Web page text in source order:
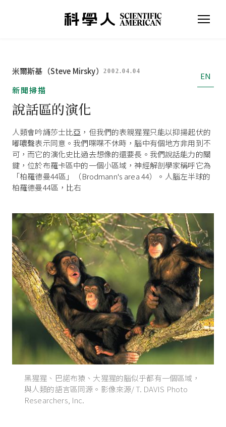
米爾斯基（Steve Mirsky） 2002.04.04
EN
新聞掃描
說話區的演化
人類會吟誦莎士比亞，但我們的表親猩猩只能以抑揚起伏的
嘟噥聲表示同意。我們喋喋不休時，腦中有個地方非用到不
可，而它的演化史比過去想像的還要長。我們說話能力的關
鍵，位於布羅卡區中的一個小區域，神經解剖學家稱呼它為
「柏羅德曼44區」（Brodmann's area 44）。人腦左半球的
柏羅德曼44區，比右
黑猩猩、巴諾布猿、大猩猩的腦似乎都有一個區域，
與人類的語言區同源。影像來源/ T. DAVIS Photo
Researchers, Inc.